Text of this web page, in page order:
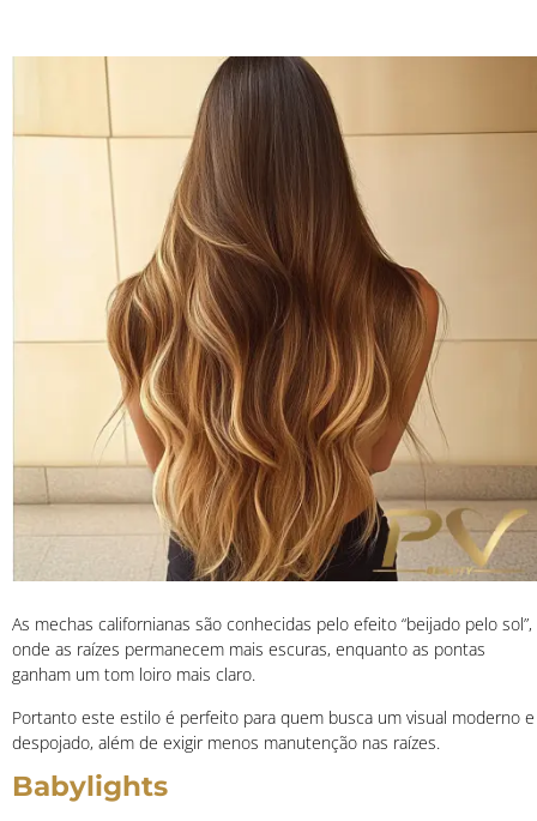
As mechas californianas são conhecidas pelo efeito “beijado pelo sol”,
onde as raízes permanecem mais escuras, enquanto as pontas
ganham um tom loiro mais claro.
Portanto este estilo é perfeito para quem busca um visual moderno e
despojado, além de exigir menos manutenção nas raízes.
Babylights